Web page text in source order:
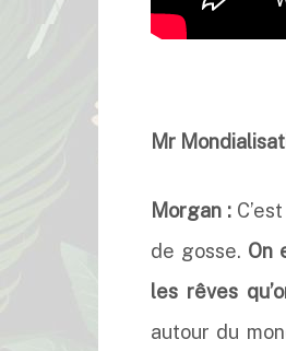
Mr
Morgan :
de gosse. On
les rêves
autour du